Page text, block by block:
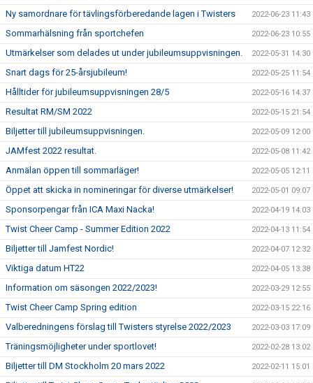
Ny samordnare för tävlingsförberedande lagen i Twisters 2022-06-23 11:43
Sommarhälsning från sportchefen 2022-06-23 10:55
Utmärkelser som delades ut under jubileumsuppvisningen. 2022-05-31 14:30
Snart dags för 25-årsjubileum! 2022-05-25 11:54
Hålltider för jubileumsuppvisningen 28/5 2022-05-16 14:37
Resultat RM/SM 2022 2022-05-15 21:54
Biljetter till jubileumsuppvisningen. 2022-05-09 12:00
JAMfest 2022 resultat. 2022-05-08 11:42
Anmälan öppen till sommarläger! 2022-05-05 12:11
Öppet att skicka in nomineringar för diverse utmärkelser! 2022-05-01 09:07
Sponsorpengar från ICA Maxi Nacka! 2022-04-19 14:03
Twist Cheer Camp - Summer Edition 2022 2022-04-13 11:54
Biljetter till Jamfest Nordic! 2022-04-07 12:32
Viktiga datum HT22 2022-04-05 13:38
Information om säsongen 2022/2023! 2022-03-29 12:55
Twist Cheer Camp Spring edition 2022-03-15 22:16
Valberedningens förslag till Twisters styrelse 2022/2023 2022-03-03 17:09
Träningsmöjligheter under sportlovet! 2022-02-28 13:02
Biljetter till DM Stockholm 20 mars 2022 2022-02-11 15:01